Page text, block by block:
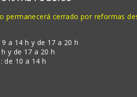
permanecerá cerrado por reformas
a 14 h y de 17 a 20 h
y de 17 a 20 h
de 10 a 14 h